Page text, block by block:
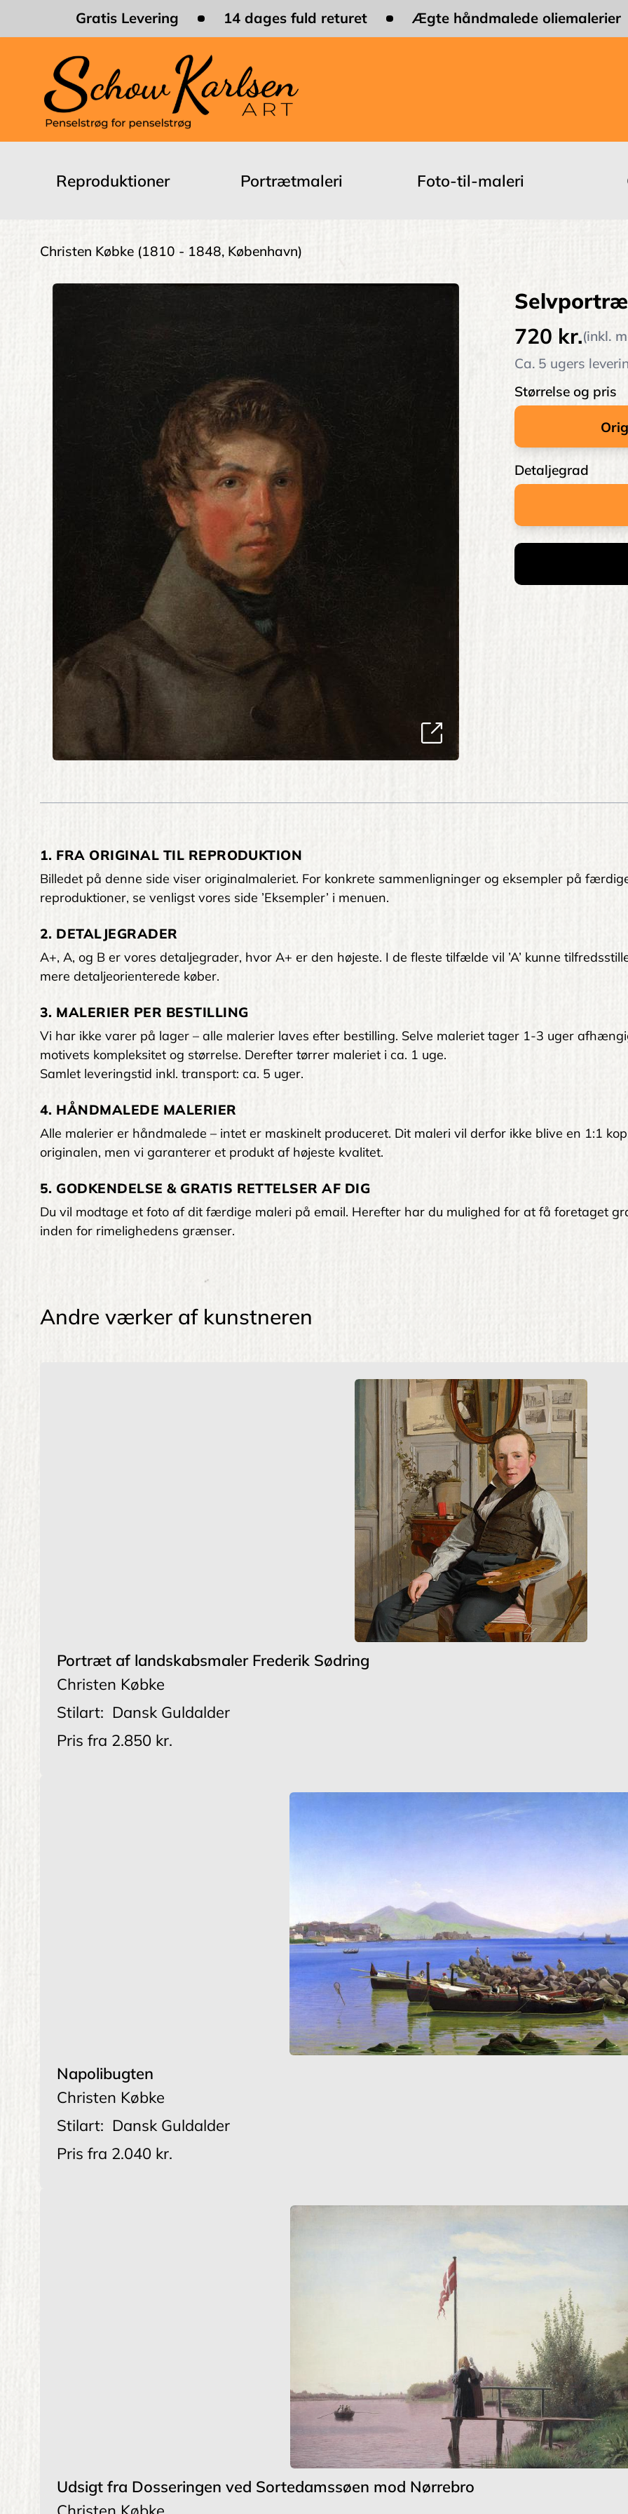
Gratis Levering 14 dages fuld returet Ægte håndmalede oliemalerier
Reproduktioner Portrætmaleri Foto-til-maleri
Brødkrumme
Christen Købke (1810 - 1848, København)
720 kr.(inkl.
Ca. 5 ugers
Størrelse og pris
Detaljegrad
1. FRA ORIGINAL TIL REPRODUKTION
Billedet på denne side viser originalmaleriet. For konkrete sammenligninger og eksempler på
reproduktioner, se venligst vores side ’Eksempler’ i menuen.
2. DETALJEGRADER
A+, A, og B er vores detaljegrader, hvor A+ er den højeste. I de fleste tilfælde vil ’A’ kunne
mere detaljeorienterede køber.
3. MALERIER PER BESTILLING
Vi har ikke varer på lager – alle malerier laves efter bestilling. Selve maleriet tager 1-3 uger
motivets kompleksitet og størrelse. Derefter tørrer maleriet i ca. 1 uge.
Samlet leveringstid inkl. transport: ca. 5 uger.
4. HÅNDMALEDE MALERIER
Alle malerier er håndmalede – intet er maskinelt produceret. Dit maleri vil derfor ikke blive en 1:1
originalen, men vi garanterer et produkt af højeste kvalitet.
5. GODKENDELSE & GRATIS RETTELSER AF DIG
Du vil modtage et foto af dit færdige maleri på email. Herefter har du mulighed for at få foretaget
inden for rimelighedens grænser.
Andre værker af kunstneren
Portræt af landskabsmaler Frederik Sødring
Christen Købke
Stilart: Dansk Guldalder
Pris fra 2.850 kr.
Napolibugten
Christen Købke
Stilart: Dansk Guldalder
Pris fra 2.040 kr.
Udsigt fra Dosseringen ved Sortedamssøen mod Nørrebro